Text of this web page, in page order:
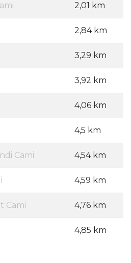
2,01 km
2,84 km
3,29 km
3,92 km
4,06 km
4,5 km
Cami 4,54 km
4,59 km
Cami 4,76 km
4,85 km